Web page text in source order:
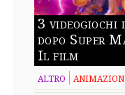
3 videogiochi
dopo Super
Il film
ALTRO